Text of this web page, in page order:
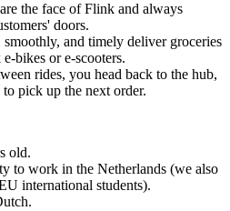
the face of Flink and always
doors.
smoothly, and timely deliver groceries
bikes or e-scooters.
rides, you head back to the hub,
pick up the next order.
old.
to work in the Netherlands (we also
international students).